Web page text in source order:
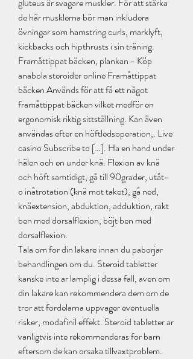
de här musklerna bör man inkludera
övningar som hamstring curls, marklyft,
kickbacks och hipthrusts i sin träning.
Framåttippat bäcken, plankan - Köp
anabola steroider online Framåttippat
bäcken Används för att få ett något
framåttippat bäcken vilket medför en
ergonomisk riktig sittställning. Kan även
användas efter en höftledsoperation,. Live
casino Subscribe to […]. Ha en hand under
hälen och en under knä. Flexion av knä
och höft samtidigt, gå till 90grader, utåt-
o inåtrotation (knä mot taket), gå ned,
knäextension, abduktion, adduktion, rakt
ben med dorsalflexion, böjt ben med
dorsalflexion.
Tala om for din lakare innan du paborjar
behandlingen om du. Steroid tabletter
kanske inte ar lamplig i dessa fall, aven om
din lakare kan rekommendera dem om de
tror att fordelarna uppvager eventuella
risker, modafinil effekt. Steroid tabletter ar
vanligtvis inte rekommenderas for barn
eftersom de kan orsaka tillvaxtproblem.